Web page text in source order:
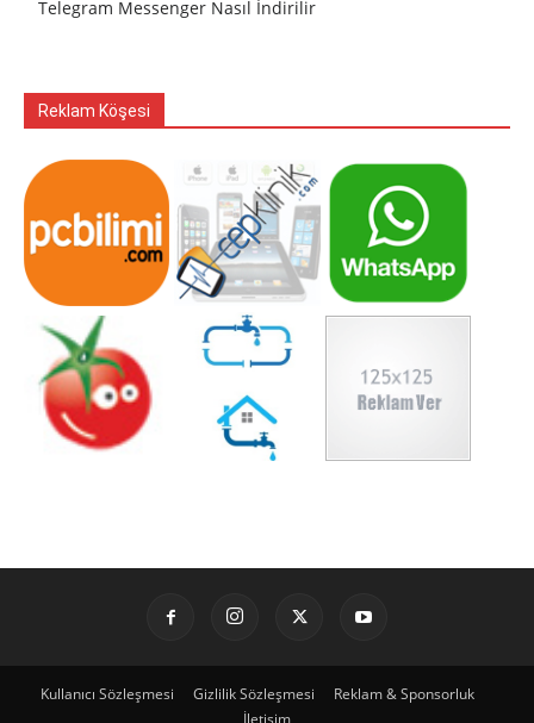
Telegram Messenger Nasıl İndirilir
Reklam Köşesi
Kullanıcı Sözleşmesi Gizlilik Sözleşmesi
Reklam & Sponsorluk